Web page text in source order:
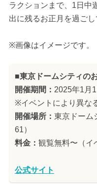
ラクションまで、1日中
出に残るお正月を過ご
※画像はイメージです。
■東京ドームシティの
開催期間： 2025年1月
※イベントにより異な
開催場所： 東京ドーム
61）
料金： 観覧無料〜（イ
公式サイト